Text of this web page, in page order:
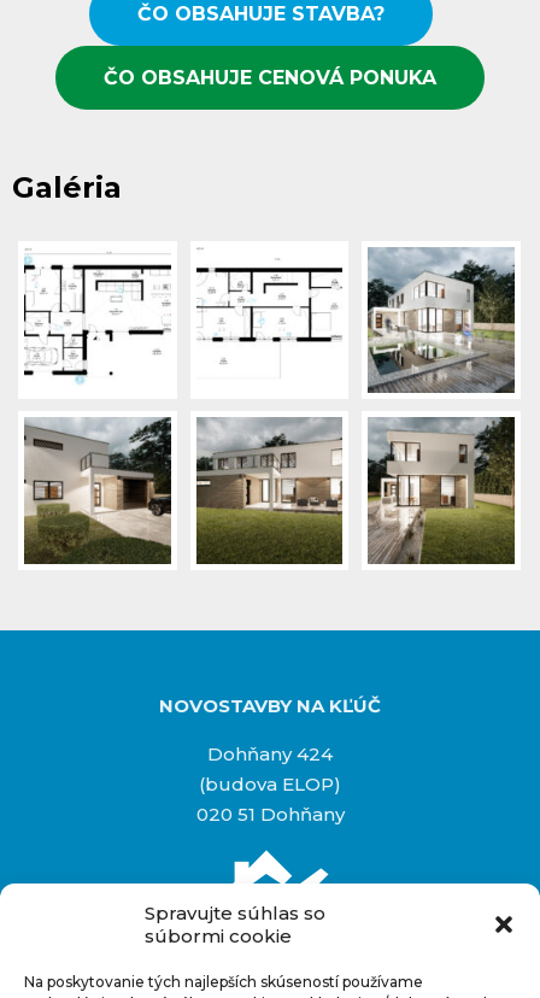
Spravujte súhlas so
súbormi cookie
Na poskytovanie tých najlepších skúseností používame
ČO OBSAHUJE STAVBA?
ČO OBSAHUJE CENOVÁ PONUKA
Galéria
NOVOSTAVBY NA KĽÚČ
Dohňany 424
(budova ELOP)
020 51 Dohňany
Rýchly kontakt